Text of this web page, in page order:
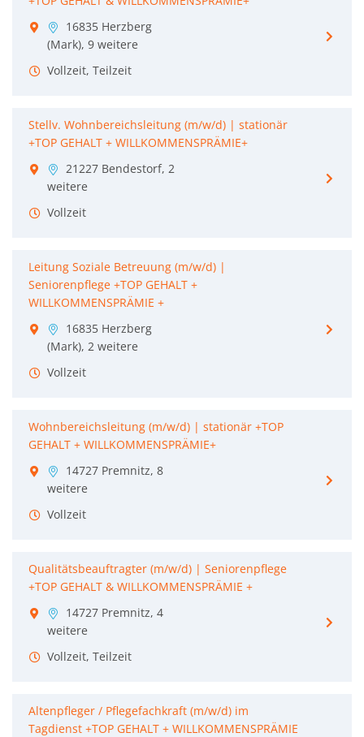
16835 Herzberg
(Mark), 9 weitere
Vollzeit, Teilzeit
Stellv. Wohnbereichsleitung (m/w/d) | stationär
+TOP GEHALT + WILLKOMMENSPRÄMIE+
21227 Bendestorf, 2
weitere
Vollzeit
Leitung Soziale Betreuung (m/w/d) |
Seniorenpflege +TOP GEHALT +
WILLKOMMENSPRÄMIE +
16835 Herzberg
(Mark), 2 weitere
Vollzeit
Wohnbereichsleitung (m/w/d) | stationär +TOP
GEHALT + WILLKOMMENSPRÄMIE+
14727 Premnitz, 8
weitere
Vollzeit
Qualitätsbeauftragter (m/w/d) | Seniorenpflege
+TOP GEHALT & WILLKOMMENSPRÄMIE +
14727 Premnitz, 4
weitere
Vollzeit, Teilzeit
Altenpfleger / Pflegefachkraft (m/w/d) im
Tagdienst +TOP GEHALT + WILLKOMMENSPRÄMIE